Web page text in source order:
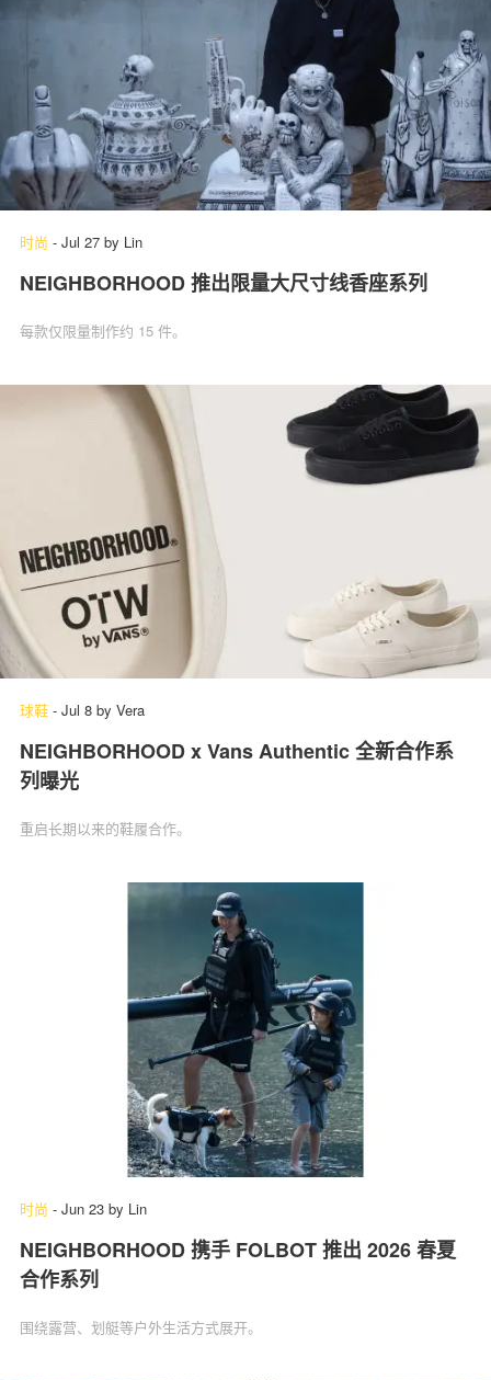
时尚 - Jul 27 by Lin
NEIGHBORHOOD 推出限量大尺寸线香座系列
每款仅限量制作约 15 件。
球鞋 - Jul 8 by Vera
NEIGHBORHOOD x Vans Authentic 全新合作系
列曝光
重启长期以来的鞋履合作。
时尚 - Jun 23 by Lin
NEIGHBORHOOD 携手 FOLBOT 推出 2026 春夏
合作系列
围绕露营、划艇等户外生活方式展开。